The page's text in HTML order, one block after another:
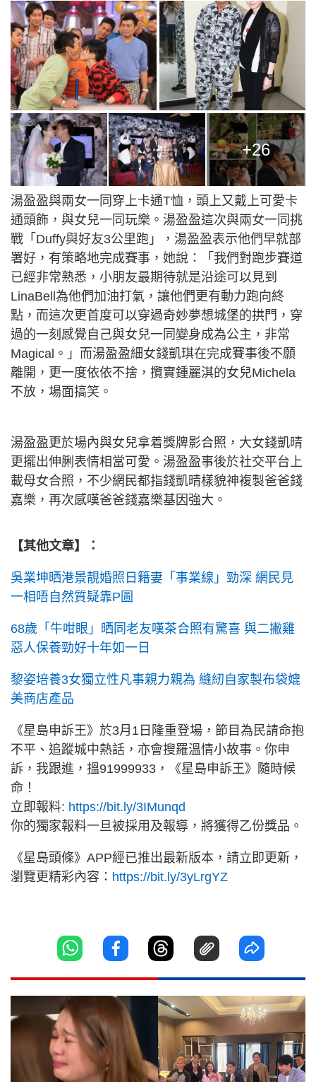
+26
湯盈盈與兩女一同穿上卡通T恤，頭上又戴上可愛卡
通頭飾，與女兒一同玩樂。湯盈盈這次與兩女一同挑
戰「Duffy與好友3公里跑」，湯盈盈表示他們早就部
署好，有策略地完成賽事，她說：「我們對跑步賽道
已經非常熟悉，小朋友最期待就是沿途可以見到
LinaBell為他們加油打氣，讓他們更有動力跑向終
點，而這次更首度可以穿過奇妙夢想城堡的拱門，穿
過的一刻感覺自己與女兒一同變身成為公主，非常
Magical。」而湯盈盈細女錢凱琪在完成賽事後不願
離開，更一度依依不捨，攬實鍾麗淇的女兒Michela
不放，場面搞笑。
湯盈盈更於場內與女兒拿着獎牌影合照，大女錢凱晴
更擺出伸脷表情相當可愛。湯盈盈事後於社交平台上
載母女合照，不少網民都指錢凱晴樣貌神複製爸爸錢
嘉樂，再次感嘆爸爸錢嘉樂基因強大。
【其他文章】：
吳業坤晒港景靚婚照日籍妻「事業線」勁深 網民見
一相唔自然質疑靠P圖
68歲「牛咁眼」晒同老友嘆茶合照有驚喜 與二撇雞
惡人保養勁好十年如一日
黎姿培養3女獨立性凡事親力親為 縫紉自家製布袋媲
美商店產品
《星島申訴王》於3月1日隆重登場，節目為民請命抱
不平、追蹤城中熱話，亦會搜羅溫情小故事。你申
訴，我跟進，搵91999933，《星島申訴王》隨時候
命！
立即報料: https://bit.ly/3IMunqd
你的獨家報料一旦被採用及報導，將獲得乙份獎品。
《星島頭條》APP經已推出最新版本，請立即更新，
瀏覽更精彩內容： https://bit.ly/3yLrgYZ